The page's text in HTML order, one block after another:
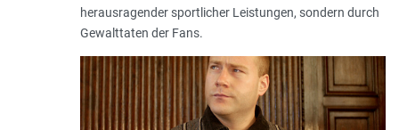
herausragender sportlicher Leistungen, sondern durch
Gewalttaten der Fans.